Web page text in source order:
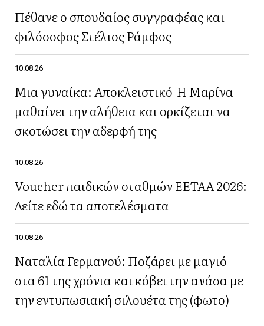
Πέθανε ο σπουδαίος συγγραφέας και
φιλόσοφος Στέλιος Ράμφος
10.08.26
Μια γυναίκα: Αποκλειστικό-Η Μαρίνα
μαθαίνει την αλήθεια και ορκίζεται να
σκοτώσει την αδερφή της
10.08.26
Voucher παιδικών σταθμών ΕΕΤΑΑ 2026:
Δείτε εδώ τα αποτελέσματα
10.08.26
Ναταλία Γερμανού: Ποζάρει με μαγιό
στα 61 της χρόνια και κόβει την ανάσα με
την εντυπωσιακή σιλουέτα της (φωτο)